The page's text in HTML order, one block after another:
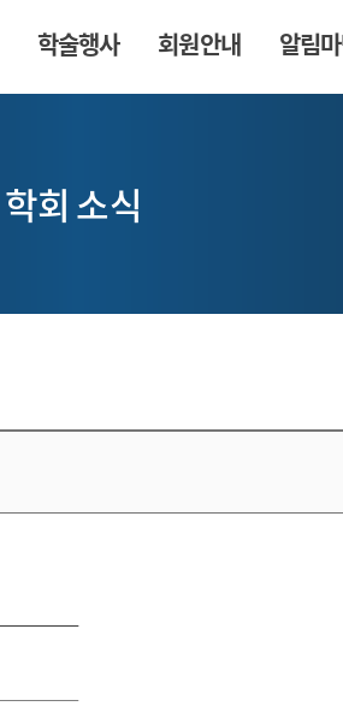
학술행사 회원안내 알림
학회 소식